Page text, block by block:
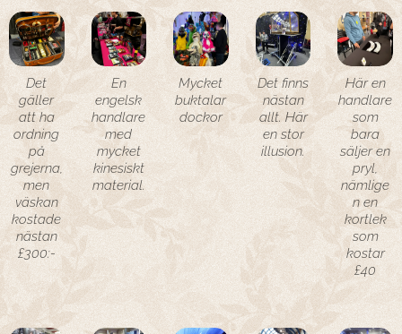
Det
gäller
att ha
ordning
på
grejerna,
men
väskan
kostade
nästan
£300:-
En
engelsk
handlare
med
mycket
kinesiskt
material.
Mycket
buktalar
dockor
Det finns
nästan
allt. Här
en stor
illusion.
Här en
handlare
som
bara
säljer en
pryl,
nämlige
n en
kortlek
som
kostar
£40